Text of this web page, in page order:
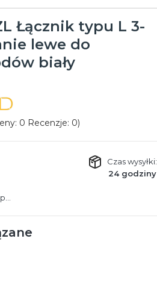
Łącznik typu L 3-
lewe do
biały
0 Recenzje: 0)
Czas wysyłki:
24 godziny